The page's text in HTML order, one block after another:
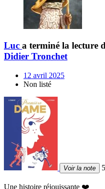
Luc a terminé la lecture
Didier Tronchet
12 avril 2025
Non listé
Voir la note
Une histoire réjouissante ❤️